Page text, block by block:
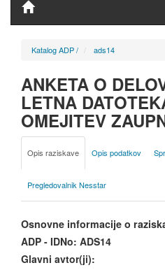
Katalog ADP/ ads14
ANKETA O
LETNA
OMEJITEV
Opis raziskave Opis podatkov
Pregledovalnik Nesstar
Osnovne informacije o
ADP - IDNo: ADS14
Glavni avtor(ji):